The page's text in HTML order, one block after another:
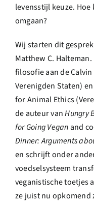
levensstijl keuze.
omgaan?
Wij starten dit
Matthew C.
filosofie aan de
Verenigden Staten)
for Animal Ethics
de auteur vanHungry
for Going Vegan and
Dinner: Arguments
en schrijft onder
voedselsysteem
veganistische toetjes
ze juist nu opkomend